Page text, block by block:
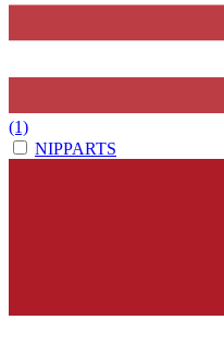
(1)
NIPPARTS